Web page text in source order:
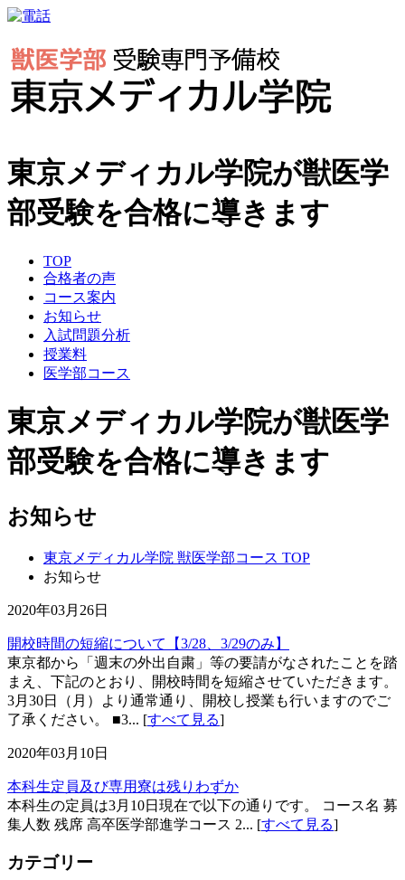
東京メディカル学院が獣医学
部受験を合格に導きます
TOP
合格者の声
コース案内
お知らせ
入試問題分析
授業料
医学部コース
東京メディカル学院が獣医学
部受験を合格に導きます
お知らせ
東京メディカル学院 獣医学部コース TOP
お知らせ
2020年03月26日
開校時間の短縮について【3/28、3/29のみ】
東京都から「週末の外出自粛」等の要請がなされたことを踏
まえ、下記のとおり、開校時間を短縮させていただきます。
3月30日（月）より通常通り、開校し授業も行いますのでご
了承ください。 ■3... [すべて見る]
2020年03月10日
本科生定員及び専用寮は残りわずか
本科生の定員は3月10日現在で以下の通りです。 コース名 募
集人数 残席 高卒医学部進学コース 2... [すべて見る]
カテゴリー